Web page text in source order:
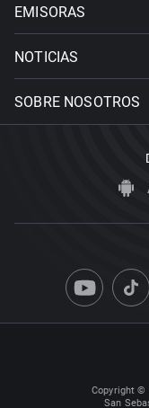
EMISORAS
NOTICIAS
SOBRE NOSOTROS
Copyright ©
San